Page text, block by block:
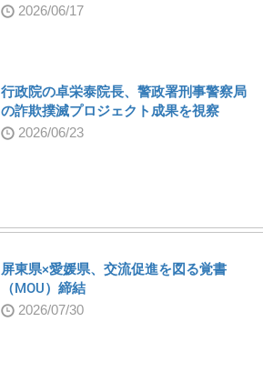
2026/06/17
行政院の卓栄泰院長、警政署刑事警察局
の詐欺撲滅プロジェクト成果を視察
2026/06/23
屏東県×愛媛県、交流促進を図る覚書
（MOU）締結
2026/07/30